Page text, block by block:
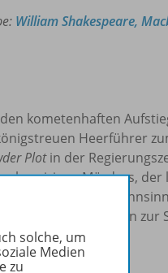
William Shakespeare,
kometenhaften
Heerführer
Plotin der
ehrgeizigen Mörders,
verfällt dem
Showdown zur
12/13 (G9).
solche, um
Medien
zu